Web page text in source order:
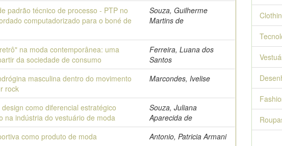
padrão técnico de processo - PTP no
computadorizado para o boné de
Souza, Guilherme
Martins de
na moda contemporânea: uma
da sociedade de consumo
Ferreira, Luana dos
Santos
masculina dentro do movimento
rock
Marcondes, Ivelise
como diferencial estratégico
na indústria do vestuário de moda
Souza, Juliana
Aparecida de
como produto de moda Antonio, Patricia Armani